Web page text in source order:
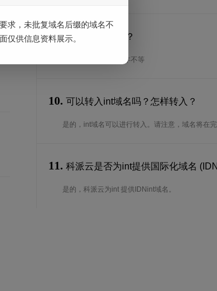
9. 续期期限是多长？
续期期限从1年到10年不等
10. 可以转入int域名吗？怎样转入？
是的，int域名可以进行转入。请注意，域名将在
11. 科派云是否为int提供国际化域名
是的，科派云为int 提供IDNint域名。
求，未批复域名后缀的域名不
仅供信息资料展示。